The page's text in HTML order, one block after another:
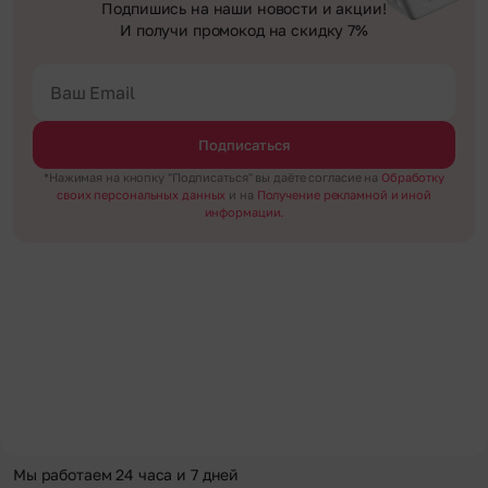
Подпишись на наши новости и акции!
И получи промокод на скидку 7%
Подписаться
*Нажимая на кнопку "Подписаться" вы даёте согласие на Обработку
своих персональных данных и на Получение рекламной и иной
информации.
Мы работаем 24 часа и 7 дней